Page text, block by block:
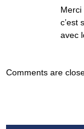
Merci
c’est
avec
Comments are